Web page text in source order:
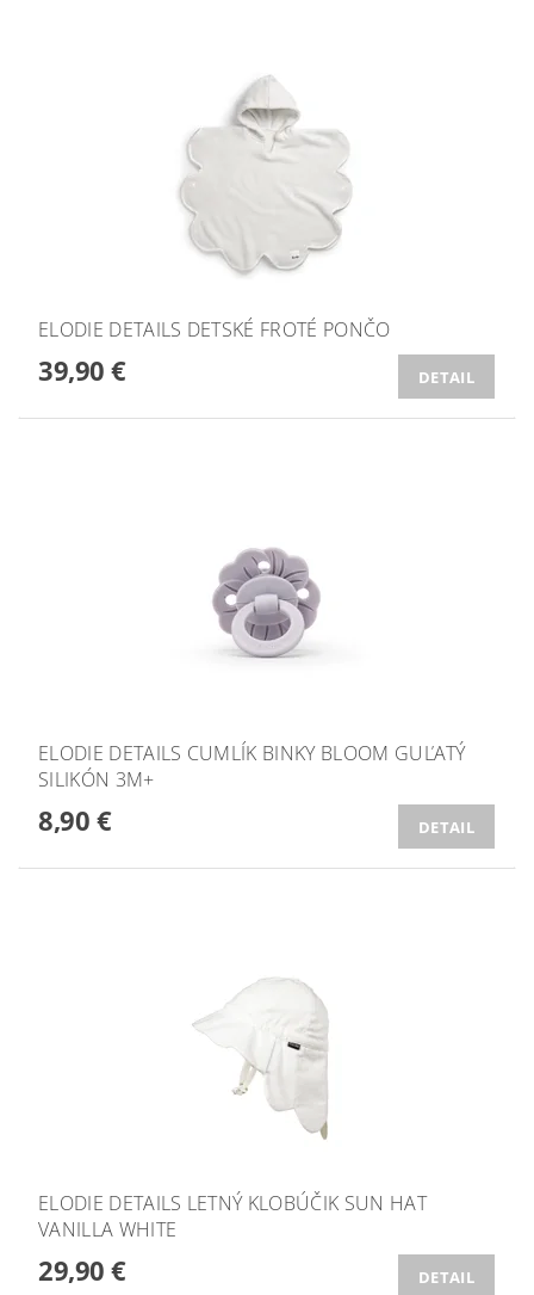
ELODIE DETAILS DETSKÉ FROTÉ PONČO
39,90 € DETAIL
ELODIE DETAILS CUMLÍK BINKY BLOOM GUĽATÝ
SILIKÓN 3M+
8,90 € DETAIL
ELODIE DETAILS LETNÝ KLOBÚČIK SUN HAT
VANILLA WHITE
29,90 € DETAIL